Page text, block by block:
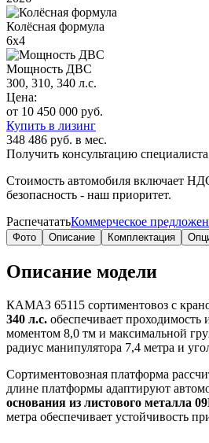
Колёсная формула
6х4
Мощность ДВС
300, 310, 340 л.с.
Цена:
от 10 450 000 руб.
Купить в лизинг
348 486 руб. в мес.
Получить консультацию специалиста
Стоимость автомобиля включает
безопасность - наш приоритет.
РаспечататьКоммерческое
Фото Описание Комплектация
Описание модели
КАМАЗ 65115 сортиментовоз с
340 л.с. обеспечивает
моментом 8,0 тм и максимальной
радиус манипулятора 7,4 метра и
Сортиментовозная платформа
длине платформы адаптируют
основания из листового металла
метра обеспечивает устойчивость